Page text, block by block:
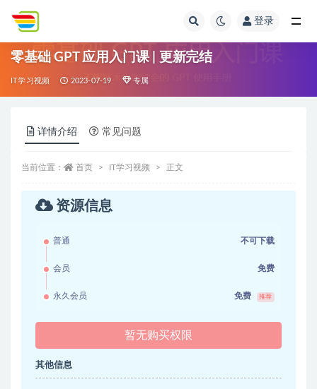
登录
零基础 GPT 应用入门课 | 更新完结
IT学习视频 2023-07-19 专属
详情介绍 常见问题
当前位置： 首页 IT学习视频 正文
资源信息
普通 不可下载
会员 免费
永久会员 免费 推荐
暂无购买权限
其他信息